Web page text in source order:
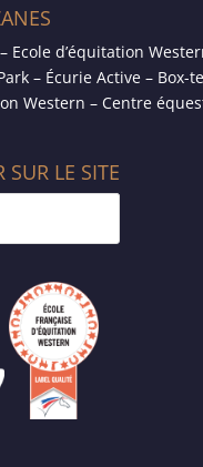
Ecole d’équitation
– Écurie Active – Box-
Western – Centre
SUR LE SITE